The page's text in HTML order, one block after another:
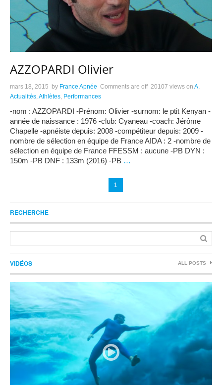
AZZOPARDI Olivier
mars 18, 2015 by France Apnée Comments are off 20107 views on A,
Actualités,Athlètes, Performances
-nom : AZZOPARDI -Prénom: Olivier -surnom: le ptit Kenyan -
année de naissance : 1976 -club: Cyaneau -coach: Jérôme
Chapelle -apnéiste depuis: 2008 -compétiteur depuis: 2009 -
nombre de sélection en équipe de France AIDA : 2 -nombre de
sélection en équipe de France FFESSM : aucune -PB DYN :
150m -PB DNF : 133m (2016) -PB …
1
RECHERCHE
VIDÉOS ALL POSTS